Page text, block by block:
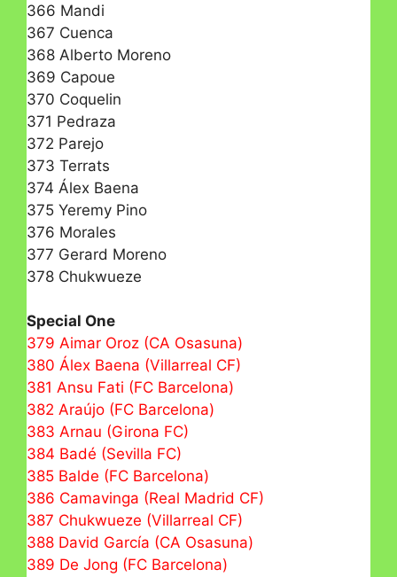
366 Mandi
367 Cuenca
368 Alberto Moreno
369 Capoue
370 Coquelin
371 Pedraza
372 Parejo
373 Terrats
374 Álex Baena
375 Yeremy Pino
376 Morales
377 Gerard Moreno
378 Chukwueze
Special One
379 Aimar Oroz (CA Osasuna)
380 Álex Baena (Villarreal CF)
381 Ansu Fati (FC Barcelona)
382 Araújo (FC Barcelona)
383 Arnau (Girona FC)
384 Badé (Sevilla FC)
385 Balde (FC Barcelona)
386 Camavinga (Real Madrid CF)
387 Chukwueze (Villarreal CF)
388 David García (CA Osasuna)
389 De Jong (FC Barcelona)